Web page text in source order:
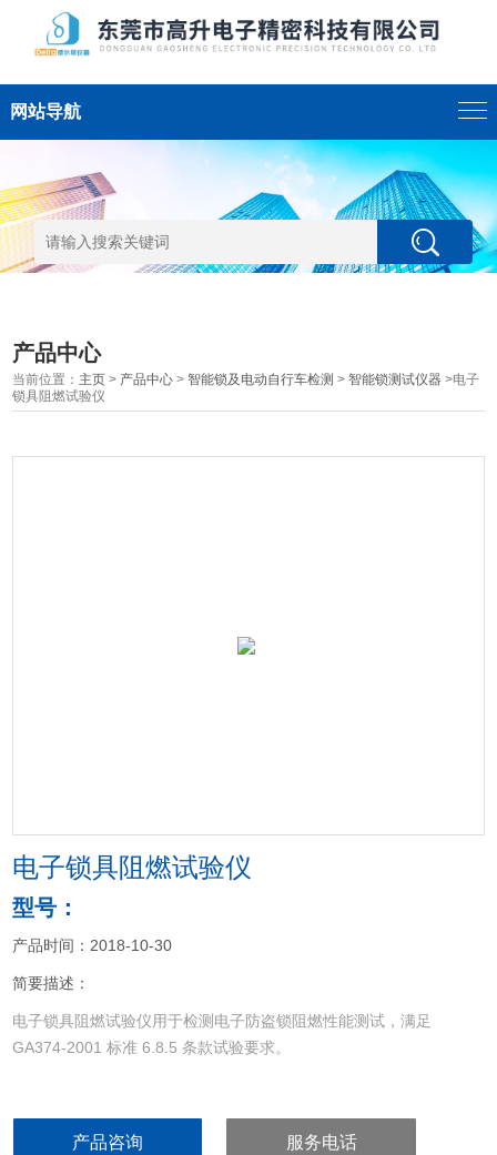
网站导航
产品中心
当前位置： 主页 > 产品中心 >智能锁及电动自行车检测 >智能锁测试仪器 >电子
锁具阻燃试验仪
电子锁具阻燃试验仪
型号：
产品时间：2018-10-30
简要描述：
电子锁具阻燃试验仪用于检测电子防盗锁阻燃性能测试，满足
GA374-2001 标准 6.8.5 条款试验要求。
产品咨询 服务电话